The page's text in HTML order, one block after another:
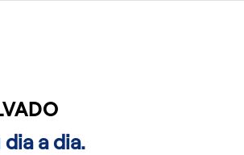
a dia.